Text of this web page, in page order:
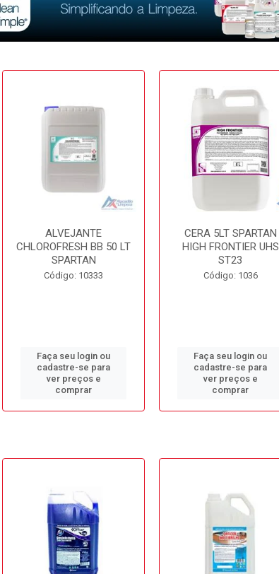
ALVEJANTE
CHLOROFRESH BB 50 LT
SPARTAN
Código: 10333
Faça seu login ou
cadastre-se para
ver preços e
comprar
CERA 5LT SPARTAN
HIGH FRONTIER UHS
ST23
Código: 1036
Faça seu login ou
cadastre-se para
ver preços e
comprar